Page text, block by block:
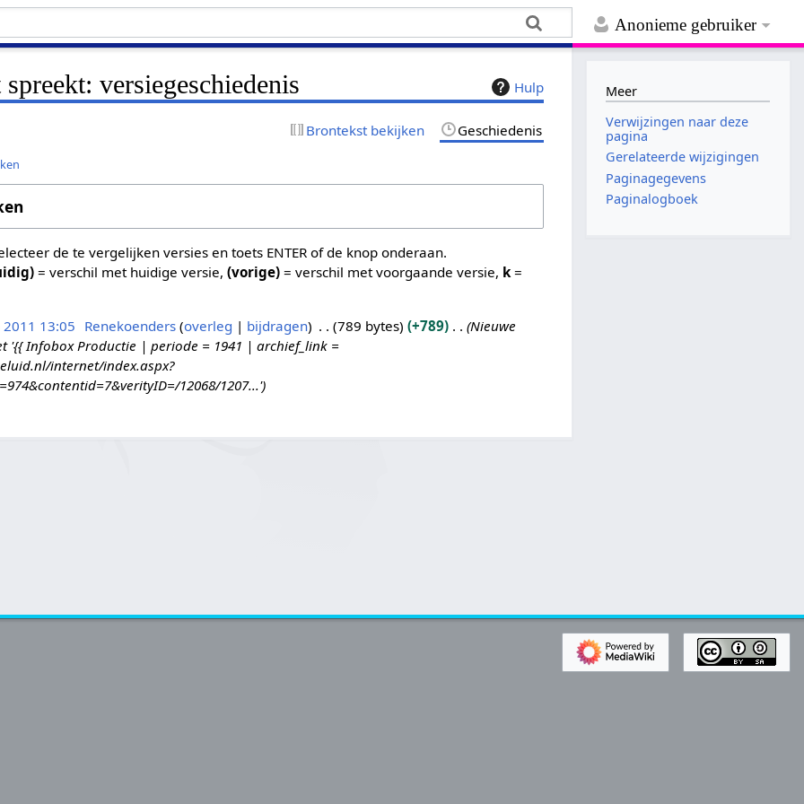
Anonieme gebruiker
Hulp
versiegeschiedenis
Brontekst bekijken Geschiedenis
de te vergelijken versies en toets ENTER of de knop onderaan.
= verschil met huidige versie,(vorige) = verschil met voorgaande versie, k =
13:05 Renekoenders overleg bijdragen 789 bytes +789
Nieuwe
'{{ Infobox Productie | periode = 1941 | archief_link =
internet/index.aspx?
12068/1207...'
Meer
Verwijzingen naar deze
pagina
Gerelateerde wijzigingen
Paginagegevens
Paginalogboek